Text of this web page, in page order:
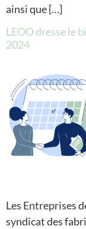
ainsi que […]
LEOO dresse le
2024
Les Entreprises
syndicat des